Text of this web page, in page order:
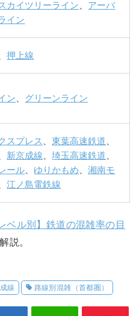
カイツリーライン
アーバ
イン
、押上線
ン グリーンライン
スプレス 、東葉高速鉄道
新京成線 、埼玉高速鉄道
ール
ゆりかもめ 、湘南モ
、江ノ島電鉄線
ベル別】鉄道の混雑率の目
説。
線 路線別混雑（首都圏）